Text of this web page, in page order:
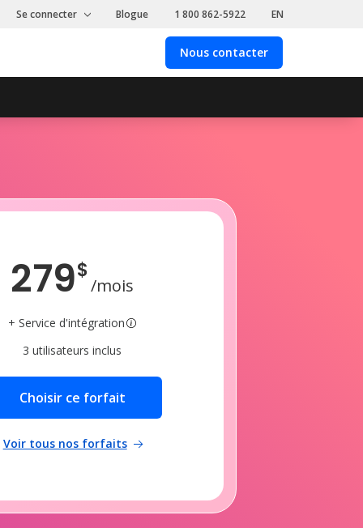
Se connecter Blogue 1 800 862-5922 EN
Nous contacter
Nous
contacter
279$
/mois
+ Service d'intégration
3 utilisateurs inclus
Choisir ce forfait
Voir tous nos forfaits